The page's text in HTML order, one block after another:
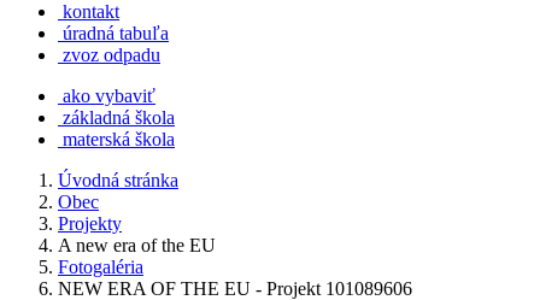
kontakt
úradná tabuľa
zvoz odpadu
ako vybaviť
základná škola
materská škola
Úvodná stránka
Obec
Projekty
A new era of the EU
Fotogaléria
NEW ERA OF THE EU - Projekt 101089606